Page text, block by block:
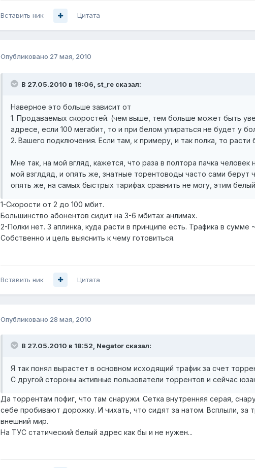
Вставить ник Цитата
Опубликовано 27 мая, 2010
В 27.05.2010 в 19:06, st_re сказал:
Наверное это больше зависит от
1. Продаваемых скоростей. (чем выше, тем больше может быть
адресе, если 100 мегабит, то и при белом упираться не будет у
2. Вашего подключения. Если там, к примеру, и так полка, то расти
Мне так, на мой вгляд, кажется, что раза в полтора пачка
мой взглдяд, и опять же, знатные торентоводы часто сами
опять же, на самых быстрых тарифах сравнить не могу, этим
1-Скорости от 2 до 100 мбит.
Большинство абонентов сидит на 3-6 мбитах анлимах.
2-Полки нет. 3 аплинка, куда расти в принципе есть. Трафика в
Собственно и цель выяснить к чему готовиться.
Вставить ник Цитата
Опубликовано 28 мая, 2010
В 27.05.2010 в 18:52, Negator сказал:
Я так понял вырастет в основном исходящий трафик за счет
С другой стороны активные пользователи торрентов и сейчас
Да торрентам пофиг, что там снаружи. Сетка внутренняя серая,
себе пробивают дорожку. И чихать, что сидят за натом. Всплыли,
внешний мир.
На ТУС статический белый адрес как бы и не нужен...